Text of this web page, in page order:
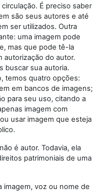
É preciso saber
são seus autores e até
ser utilizados. Outra
uma imagem pode
mas que pode tê-la
autorização do autor.
buscar sua autoria.
temos quatro opções:
em bancos de imagens;
para seu uso, citando a
imagem com
usar imagem que esteja
é autor. Todavia, ela
patrimoniais de uma
imagem, voz ou nome de